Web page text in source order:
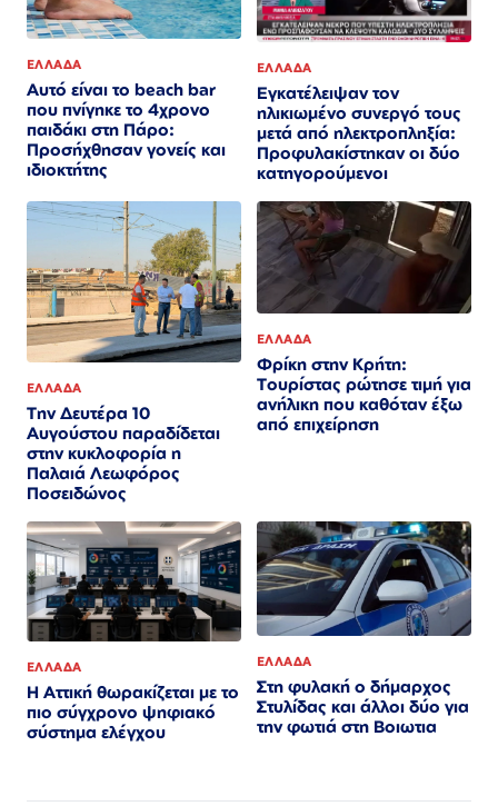
ΕΛΛΑΔΑ
Αυτό είναι το beach bar
που πνίγηκε το 4χρονο
παιδάκι στη Πάρο:
Προσήχθησαν γονείς και
ιδιοκτήτης
ΕΛΛΑΔΑ
Εγκατέλειψαν τον
ηλικιωμένο συνεργό τους
μετά από ηλεκτροπληξία:
Προφυλακίστηκαν οι δύο
κατηγορούμενοι
ΕΛΛΑΔΑ
Την Δευτέρα 10
Αυγούστου παραδίδεται
στην κυκλοφορία η
Παλαιά Λεωφόρος
Ποσειδώνος
ΕΛΛΑΔΑ
Φρίκη στην Κρήτη:
Τουρίστας ρώτησε τιμή για
ανήλικη που καθόταν έξω
από επιχείρηση
ΕΛΛΑΔΑ
Η Αττική θωρακίζεται με το
πιο σύγχρονο ψηφιακό
σύστημα ελέγχου
ΕΛΛΑΔΑ
Στη φυλακή ο δήμαρχος
Στυλίδας και άλλοι δύο για
την φωτιά στη Βοιωτια